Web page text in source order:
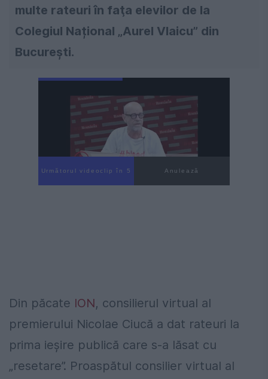
multe rateuri în faţa elevilor de la
Colegiul Național „Aurel Vlaicu” din
București.
Următorul videoclip în 3 Anulează
Din păcate ION, consilierul virtual al
premierului Nicolae Ciucă a dat rateuri la
prima ieșire publică care s-a lăsat cu
„resetare”. Proaspătul consilier virtual al